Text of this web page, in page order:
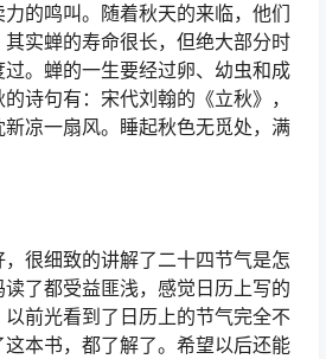
的鸣叫。随着秋天的来临，他们
实蝉的寿命很长，但绝大部分时
。蝉的一生要经过卵、幼虫和成
诗句有：宋代刘翰的《立秋》，
凉一扇风。睡起秋色无觅处，满
很细致的讲解了二十四节气是怎
了都受益匪浅，感觉日历上写的
前光看到了日历上的节气完全不
本书，都了解了。希望以后还能